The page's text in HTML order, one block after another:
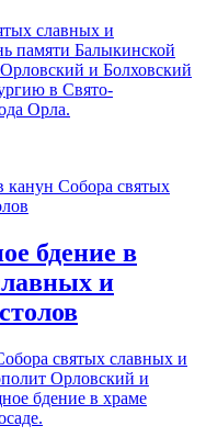
славных и
памяти Балыкинской
и Болховский
в Свято-
Орла.
бдение в
и
святых славных и
Орловский и
бдение в храме